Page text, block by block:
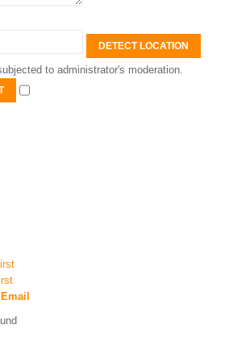
DETECT LOCATION
to administrator's moderation.